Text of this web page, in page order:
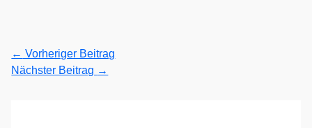
← Vorheriger Beitrag
Nächster Beitrag →